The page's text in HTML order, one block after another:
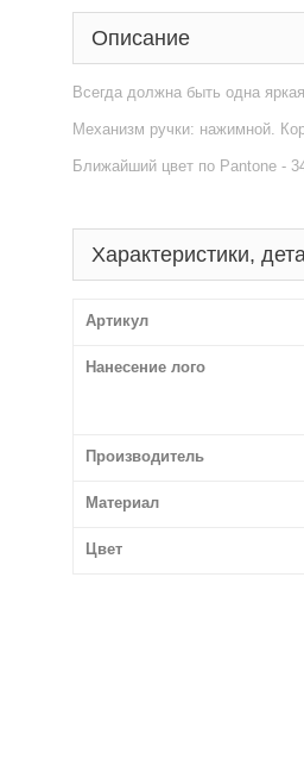
Описание
Всегда должна быть одна
Механизм ручки: нажимной.
Ближайший цвет по Pantone -
Характеристики,
Артикул
Нанесение лого
Производитель
Материал
Цвет